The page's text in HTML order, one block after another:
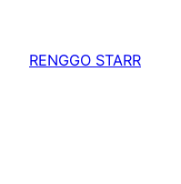
content
RENGGO STARR